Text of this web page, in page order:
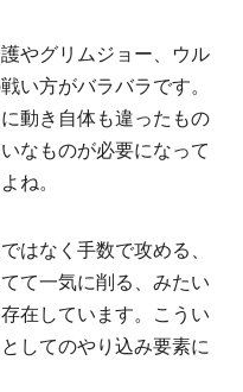
やグリムジョー、ウル
い方がバラバラです。
動き自体も違ったもの
なものが必要になって
ね。
はなく手数で攻める、
て一気に削る、みたい
在しています。こうい
してのやり込み要素に